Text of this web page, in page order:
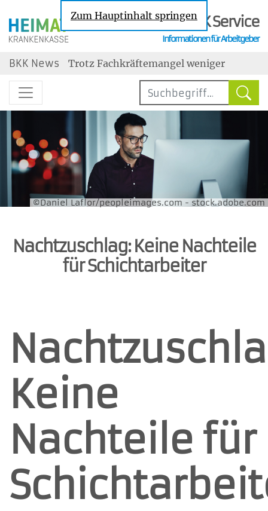
Zum Hauptinhalt springenBKK Service
Informationen für Arbeitgeber
BKK News Nachrichten zu den Themen
Trotz Fachkräftemangel weniger
Neueinstellungen
Steuerbegünstigter Urlaubszuschuss:
Erholungsbeihilfen
Geringe Tarifbindung im
Niedriglohnsektor
Jahresarbeitsentgeltgrenzen: Ab 2027
drei unterschiedliche Grenzen
maßgebend
Wechselbereitschaft im Job ist gestiegen
©Daniel Laflor/peopleimages.com - stock.adobe.com
Nachtzuschlag: Keine Nachteile
für Schichtarbeiter
Keine
Nachteile für